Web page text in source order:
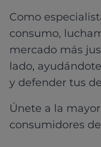
Como
consumo,
mercado más
lado,
y defender tus
Únete a la
consumidores